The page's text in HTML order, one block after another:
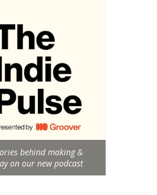
behind making &
on our new podcast